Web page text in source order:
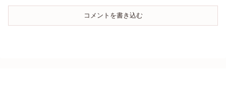
コメントを書き込む